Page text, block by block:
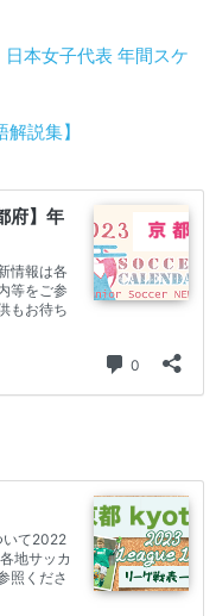
日本女子代表 年間スケ
説集】